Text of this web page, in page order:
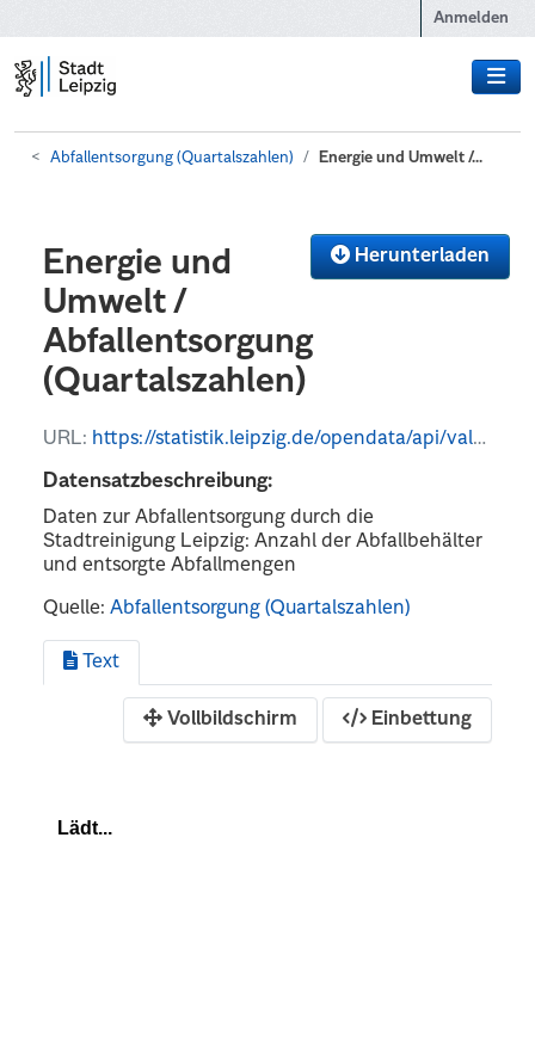
Anmelden
Abfallentsorgung (Quartalszahlen) Energie und Umwelt /...
Herunterladen
Energie und
Umwelt /
Abfallentsorgung
(Quartalszahlen)
URL: https://statistik.leipzig.de/opendata/api/values?kategorie_nr=13&rubrik_nr=5&periode=q&format=json
Datensatzbeschreibung:
Daten zur Abfallentsorgung durch die
Stadtreinigung Leipzig: Anzahl der Abfallbehälter
und entsorgte Abfallmengen
Quelle:Abfallentsorgung (Quartalszahlen)
Text
Vollbildschirm Einbettung